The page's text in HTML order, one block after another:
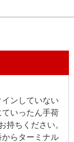
ンしていない
いったん手荷
持ちください。
らターミナル